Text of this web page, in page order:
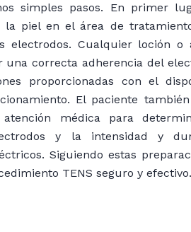
simples pasos. En primer
la piel en el área de
electrodos. Cualquier loción o
correcta adherencia del
proporcionadas con el
El paciente
médica para
y la intensidad y
Siguiendo estas
TENS seguro y efectivo.